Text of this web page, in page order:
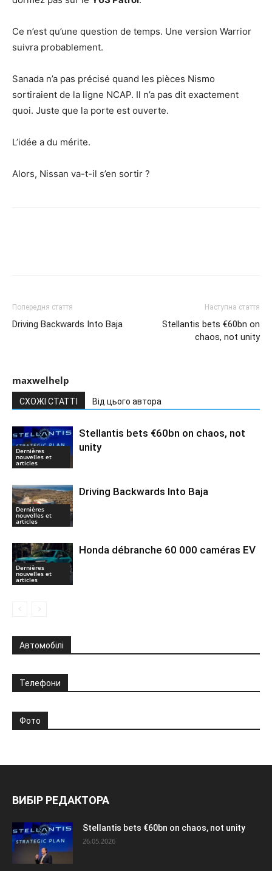
Ce n’est qu’une question de temps. Une version Warrior
suivra probablement.
Sanada n’a pas précisé quand les pièces Nismo
sortiraient de la ligne NCAP. Il n’a pas dit exactement
quoi. Juste que la porte est ouverte.
L’idée a du mérite.
Alors, Nissan va-t-il s’en sortir ?
Попередня стаття
Driving Backwards Into Baja
Наступна стаття
Stellantis bets €60bn on
chaos, not unity
maxwelhelp
СХОЖІ СТАТТІ Від цього автора
Dernières
nouvelles et
articles
Stellantis bets €60bn on chaos, not
unity
Dernières
nouvelles et
articles
Driving Backwards Into Baja
Dernières
nouvelles et
articles
Honda débranche 60 000 caméras EV
Автомобілі
Телефони
Фото
ВИБІР РЕДАКТОРА
Stellantis bets €60bn on chaos, not unity
26.05.2026